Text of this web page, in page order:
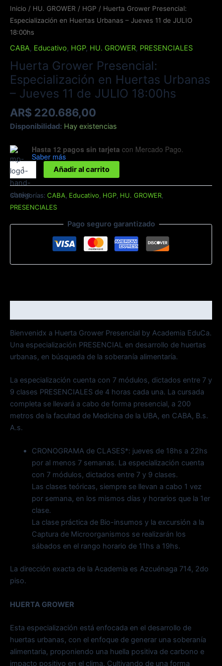
Inicio / HU. GROWER / HGP / Huerta Grower Presencial:
Especialización en Huertas Urbanas – Jueves 11 de JULIO
18:00hs
CABA, Educativo, HGP, HU. GROWER, PRESENCIALES
Huerta Grower Presencial:
Especialización en Huertas Urbanas
– Jueves 11 de JULIO 18:00hs
AR$ 220.686,00
Disponibilidad: Hay existencias
Hasta 12 pagos sin tarjeta con Mercado Pago.
Saber más
Especialización
en
Huertas
-
Jueves
11
JULIO
18:00hs
cantidad
Añadir al carrito
Categorías: CABA Educativo HGP HU. GROWER
PRESENCIALES
Pago seguro garantizado
Bienvenidx a Huerta Grower Presencial by Academia EduCa.
Una especialización PRESENCIAL en desarrollo de huertas
urbanas, en búsqueda de la soberanía alimentaría.
La especialización cuenta con 7 módulos, dictados entre 7 y
9 clases PRESENCIALES de 4 horas cada una. La cursada
completa se llevará a cabo de forma presencial, a 200
metros de la facultad de Medicina de la UBA, en CABA, B.s.
A.s.
CRONOGRAMA de CLASES*: jueves de 18hs a 22hs
por al menos 7 semanas. La especialización cuenta
con 7 módulos, dictados entre 7 y 9 clases.
Las clases teóricas, siempre se llevan a cabo 1 vez
por semana, en los mismos días y horarios que la 1er
clase.
La clase práctica de Bio-insumos y la excursión a la
Captura de Microorganismos se realizarán los
sábados en el rango horario de 11hs a 19hs.
La dirección exacta de la Academia es Azcuénaga 714, 2do
piso.
HUERTA GROWER
Esta especialización está enfocada en el desarrollo de
huertas urbanas, con el enfoque de generar una soberanía
alimentaria, proponiendo una huella positiva de carbono e
impacto positivo en el clima. Cultivando de una forma